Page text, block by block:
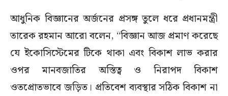
আধুনিক বিজ্ঞানের অর্জনের প্রসঙ্গ তুলে ধরে প্রধানমন্ত্রী
তারেক রহমান আরো বলেন, “বিজ্ঞান আজ প্রমাণ করেছে
যে ইকোসিস্টেমের টিকে থাকা এবং বিকাশ লাভ করার
ওপর মানবজাতির অস্তিত্ব ও নিরাপদ বিকাশ
ওতপ্রোতভাবে জড়িত। প্রতিবেশ ব্যবস্থার সঠিক বিকাশ না